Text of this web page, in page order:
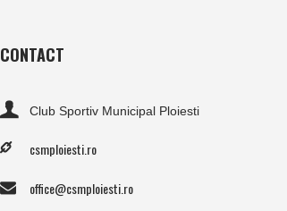
CONTACT
Club Sportiv Municipal Ploiesti
csmploiesti.ro
office@csmploiesti.ro